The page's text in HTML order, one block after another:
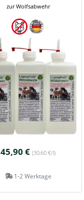
zur Wolfsabwehr
45,90 € (30,60 €/l)
1-2 Werktage